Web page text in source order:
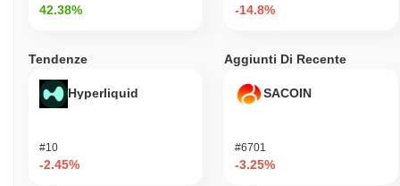
42.38% -14.8%
Tendenze
Hyperliquid
#10
-2.45%
Aggiunti Di Recente
SACOIN
#6701
-3.25%